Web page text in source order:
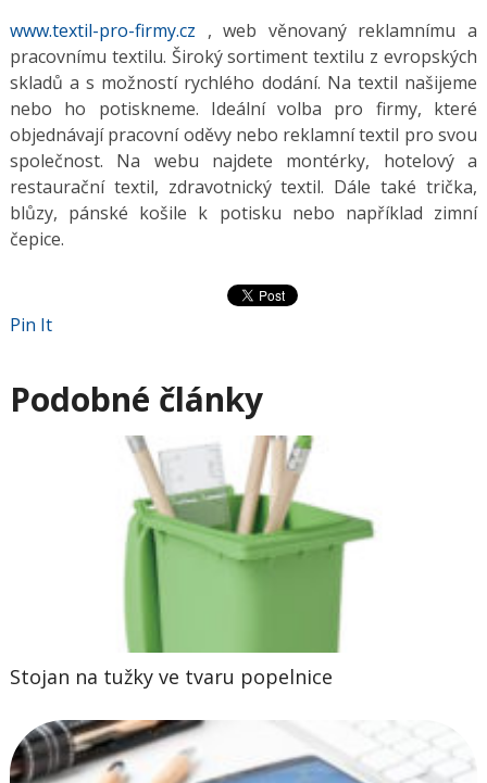
www.textil-pro-firmy.cz , web věnovaný reklamnímu a
pracovnímu textilu. Široký sortiment textilu z evropských
skladů a s možností rychlého dodání. Na textil našijeme
nebo ho potiskneme. Ideální volba pro firmy, které
objednávají pracovní oděvy nebo reklamní textil pro svou
společnost. Na webu najdete montérky, hotelový a
restaurační textil, zdravotnický textil. Dále také trička,
blůzy, pánské košile k potisku nebo například zimní
čepice.
Pin It
Podobné články
Stojan na tužky ve tvaru popelnice